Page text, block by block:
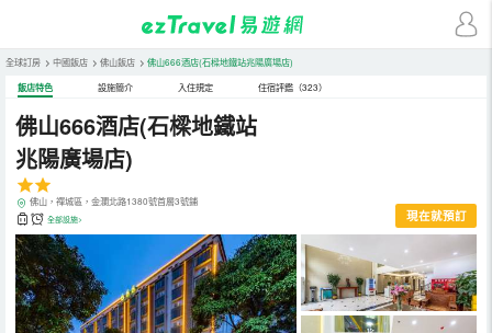
全球訂房 > 中國飯店 > 佛山飯店 > 佛山666酒店(石樑地鐵站兆陽廣場店)
飯店特色 設施簡介 入住規定 住宿評鑑（323）
佛山666酒店(石樑地鐵站
兆陽廣場店)
佛山，禪城區，金瀾北路1380號首層3號鋪
全部設施> 現在就預訂